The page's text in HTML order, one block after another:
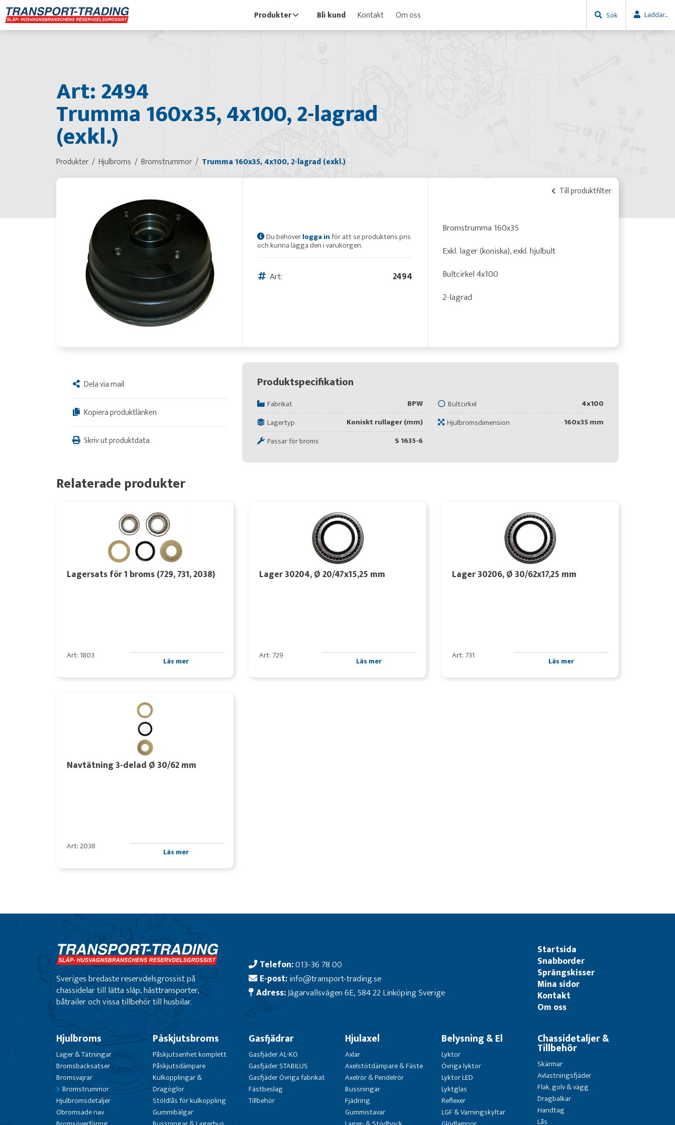
Produkter Bli kund Kontakt Om oss Sök Laddar...
Art: 2494
Trumma 160x35, 4x100, 2-lagrad
(exkl.)
Produkter Hjulbroms Bromstrummor Trumma 160x35, 4x100, 2-lagrad (exkl.)
Till produktfilter
Du behöverlogga inför att se produktens pris
och kunna lägga den i varukorgen.
Art: 2494
Bromstrumma 160x35
Exkl. lager (koniska), exkl. hjulbult
Bultcirkel 4x100
2-lagrad
Dela via mail
Kopiera produktlänken
Skriv ut produktdata
Produktspecifikation
Fabrikat BPW Bultcirkel
4x100
Lagertyp
Koniskt rullager (mm) Hjulbromsdimension
160x35 mm
Passar för broms
S 1635-6
Relaterade produkter
Lagersats för 1 broms (729, 731, 2038)
Art: 1803 Läs mer
Lager 30204, Ø 20/47x15,25 mm
Art: 729 Läs mer
Lager 30206, Ø 30/62x17,25 mm
Art: 731 Läs mer
Navtätning 3-delad Ø 30/62 mm
Art: 2038 Läs mer
Sveriges bredaste reservdelsgrossist på
chassidelar till lätta släp, hästtransporter,
båtrailer och vissa tillbehör till husbilar.
Telefon:013-36 78 00
E-post:info@transport-trading.se
Adress:Jägarvallsvägen 6E, 584 22 Linköping Sverige
Startsida
Snabborder
Sprängskisser
Mina sidor
Kontakt
Om oss
Hjulbroms
Lager & Tätningar
Bromsbacksatser
Bromsvajrar
Bromstrummor
Hjulbromsdetaljer
Obromsade nav
Påskjutsbroms
Påskjutsenhet komplett
Påskjutsdämpare
Kulkopplingar &
Dragöglor
Stöldlås för kulkoppling
Gummibälgar
Gasfjädrar
Gasfjäder AL-KO
Gasfjäder STABILUS
Gasfjäder Övriga fabrikat
Fästbeslag
Tillbehör
Hjulaxel
Axlar
Axelstötdämpare & Fäste
Axelrör & Pendelrör
Bussningar
Fjädring
Gummistavar
Belysning & El
Lyktor
Övriga lyktor
Lyktor LED
Lyktglas
Reflexer
LGF & Varningskyltar
Chassidetaljer &
Tillbehör
Skärmar
Avlastningsfjäder
Flak, golv & vägg
Dragbalkar
Handtag
Lås